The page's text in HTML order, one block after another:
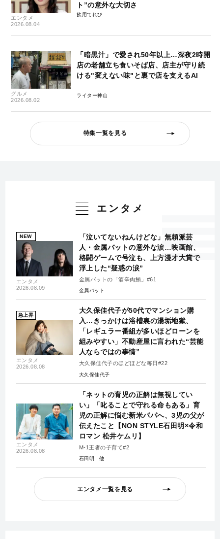
エンタメ
2026.08.04
ト”の意外な大切さ
飲用てれび
グルメ
2026.08.02
「暗黒汁」で愛され50年以上…深夜2時開
店の老舗立ち食いそば店、店主が守り続
ける"変えない味"と裏で店を支えるAI
ライター神山
特集一覧を見る
エンタメ
NEW
エンタメ
2026.08.09
「泣いてないねんけどな」無頼派芸
人・金属バットの意外な涙…映画館、
格闘ゲームで号泣も、上方漫才大賞で
浮上した“疑惑の涙”
金属バットの「酒辛肉鮪」#61
金属バット
急上昇
エンタメ
2026.08.08
大久保佳代子が50代でマンション購
入…きっかけは浴槽裏の湯垢地獄、
「レギュラー番組が多いほどローンを
組みやすい」不動産屋に言われた“芸能
人ならではの事情”
大久保佳代子のほどほどな毎日#22
大久保佳代子
エンタメ
2026.08.08
「ネットの育児の正解は無視してい
い」「叱ることで守れる命もある」育
児の正解に悩む新米パパへ、3児の父が
伝えたこと【NON STYLE石田明×令和
ロマン 松井ケムリ】
M-1王者の子育て#2
石田明
エンタメ一覧を見る